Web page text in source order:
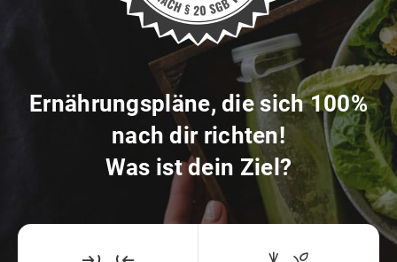
Ernährungspläne, die sich 100%
nach dir richten!
Was ist dein Ziel?